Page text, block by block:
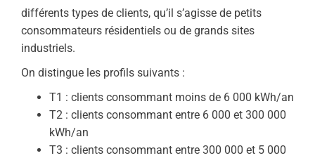
différents types de clients, qu’il s’agisse de petits
consommateurs résidentiels ou de grands sites
industriels.
‍On distingue les profils suivants :
T1 : clients consommant moins de 6 000 kWh/an
T2 : clients consommant entre 6 000 et 300 000
kWh/an
T3 : clients consommant entre 300 000 et 5 000